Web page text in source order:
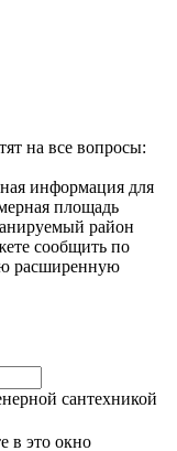
на все вопросы:
информация для
площадь
район
сообщить по
расширенную
сантехникой
в это окно